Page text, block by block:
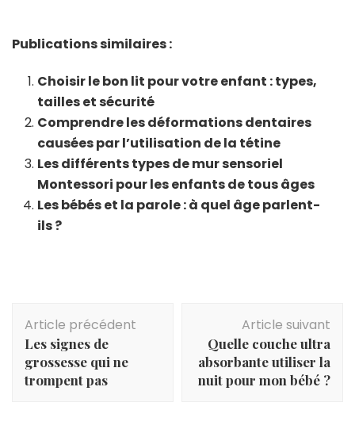
Publications similaires :
Choisir le bon lit pour votre enfant : types,
tailles et sécurité
Comprendre les déformations dentaires
causées par l’utilisation de la tétine
Les différents types de mur sensoriel
Montessori pour les enfants de tous âges
Les bébés et la parole : à quel âge parlent-
ils ?
Navigation
d'article
Article précédent
Les signes de
grossesse qui ne
trompent pas
Article suivant
Quelle couche ultra
absorbante utiliser la
nuit pour mon bébé ?